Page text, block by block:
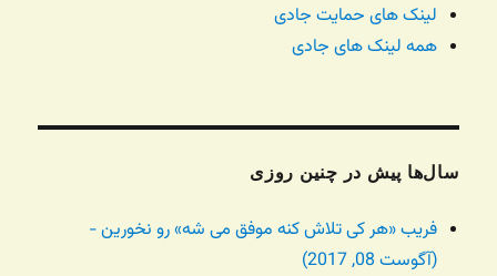
لینک های حمایت جادی
همه لینک های جادی
سال‌ها پیش در چنین روزی
فریب «هر کی تلاش کنه موفق می شه» رو نخورین -
(آگوست 08, 2017)